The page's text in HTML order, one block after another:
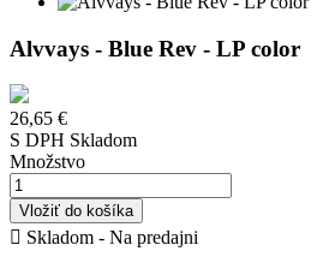
Alvvays - Blue Rev - LP color
26,65 €
S DPH Skladom
Množstvo
Vložiť do košíka
 Skladom - Na predajni